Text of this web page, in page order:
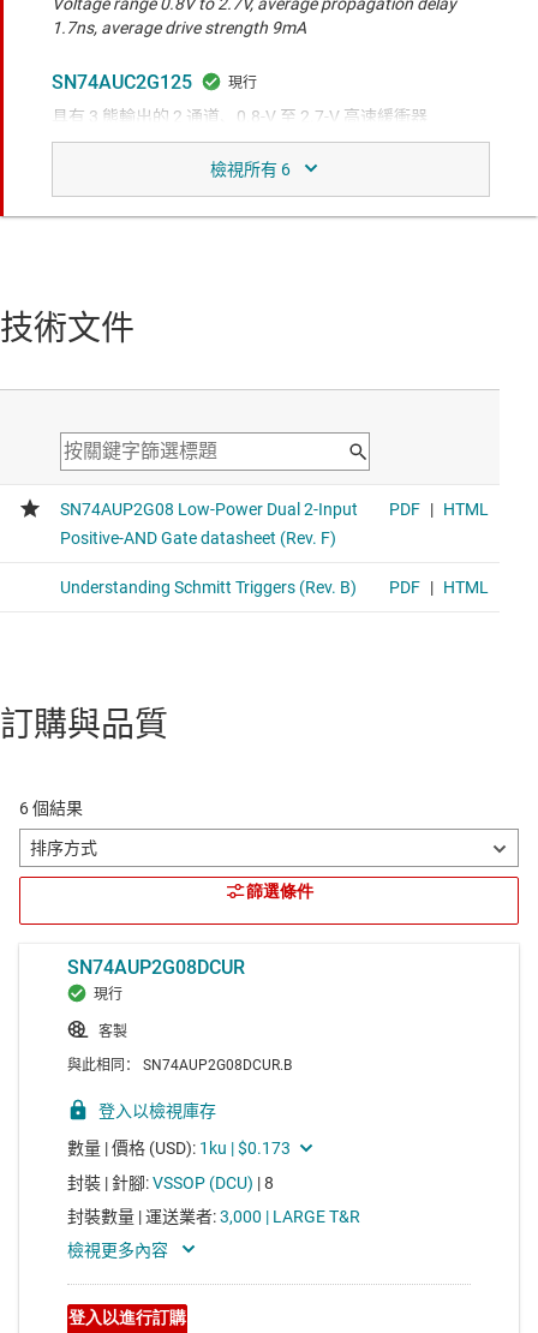
1.7ns, average drive strength 9mA
SN74AUC2G125
具有 3 態輸出的 2 通道、0.8-V 至 2.7-V 高速緩衝器
1.7ns, average drive strength 9mA
5.5ns, average drive strength 24mA
Voltage range 0.8V to 2.7V, average propagation delay
1.7ns, average drive strength 9mA
SN74LVC1404
Voltage range 1.65V to 5.5V, average propagation delay
技術文件
訂購與品質